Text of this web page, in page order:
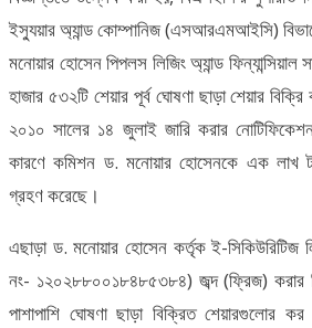
ইস্যুয়ার অ্যান্ড কোম্পানিজ (এসআরএমআইসি)
মনোয়ার হোসেন পিপলস লিজিং অ্যান্ড ফিন্যান্সিয়াল
হাজার ৫৩২টি শেয়ার পূর্ব ঘোষণা ছাড়া শেয়ার
২০১০ সালের ১৪ জুলাই জারি করার
কারণে কমিশন ড. মনোয়ার হোসেনকে এক লাখ
গ্রহণ করেছে।
এছাড়া ড. মনোয়ার হোসেন কর্তৃক ই-সিকিউরিটিজ
নং- ১২০২৮৮০০১৮৪৮৫৩৮৪) জব্দ (ফ্রিজ) করার
পাশাপাশি ঘোষণা ছাড়া বিক্রিত শেয়ারগুলোর কর